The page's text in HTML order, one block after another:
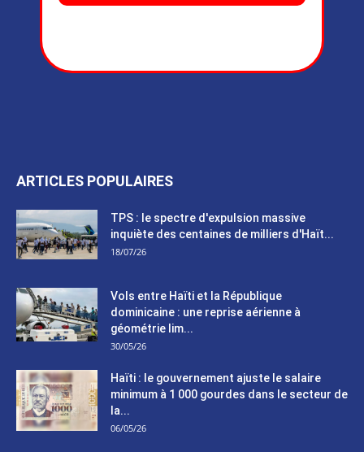
ARTICLES POPULAIRES
TPS : le spectre d'expulsion massive
inquiète des centaines de milliers d'Haït...
18/07/26
Vols entre Haïti et la République
dominicaine : une reprise aérienne à
géométrie lim...
30/05/26
Haïti : le gouvernement ajuste le salaire
minimum à 1 000 gourdes dans le secteur de
la...
06/05/26